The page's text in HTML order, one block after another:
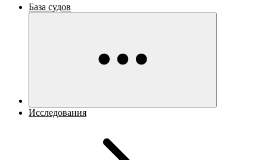
База судов
Исследования